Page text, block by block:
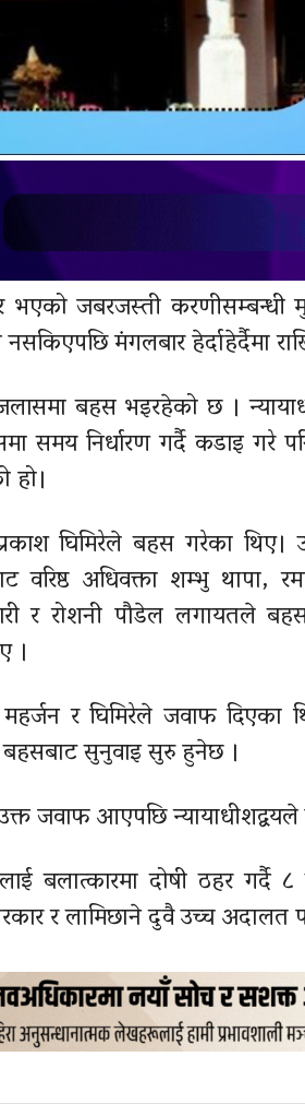
भएको जबरजस्ती करणीसम्बन्धी
मंगलबार हेर्दाहेर्दैमा
बहस भइरहेको छ ।
समय निर्धारण गर्दै कडाइ
हो।
घिमिरेले बहस गरेका
अधिवक्ता शम्भु थापा,
र रोशनी पौडेल लगायतले
।
र घिमिरेले जवाफ
सुनुवाइ सुरु हुनेछ ।
जवाफ आएपछि
बलात्कारमा दोषी ठहर गर्दै
र लामिछाने दुवै उच्च